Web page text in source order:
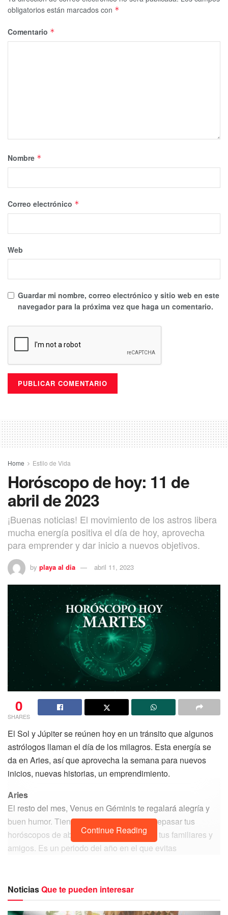
factor importante para que ganáramos el
de que ella podrá perseguir sus ambiciones
profesionales”, dijo el exentrenador en jefe
obligatorios están marcados con *
Comentario *
Nombre *
Correo electrónico *
Web
Guardar mi nombre, correo electrónico y sitio web en este
navegador para la próxima vez que haga un comentario.
Home Estilo de Vida
Horóscopo de hoy: 11 de
abril de 2023
¡Buenas noticias! El movimiento de los astros libera
mucha energía positiva el día de hoy, aprovecha
para emprender y dar inicio a nuevos objetivos.
by playa al dia abril 11, 2023
0
SHARES
El Sol y Júpiter se reúnen hoy en un tránsito que algunos
astrólogos llaman el día de los milagros. Esta energía se
da en Aries, así que aprovecha la semana para nuevos
inicios, nuevas historias, un emprendimiento.
Aries
El resto del mes, Venus en Géminis te regalará alegría y
buen humor. Tienes predisposición para repasar tus
horóscopos de abril, ayudar o favorecer a tus familiares y
amigos. Es un periodo del año en el que evitas
A partir de esta semana, puede haber cierta inquietud
respecto a tu dinero y la forma en la que debes gastarlo. Tu
Continue Reading
NoticiasQue te pueden interesar